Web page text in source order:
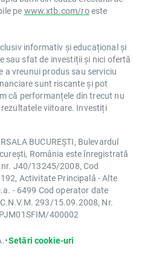
pe www.xtb.com/roeste
informativ și educațional și
sau sfat de investiții și nici ofertă
a vreunui produs sau serviciu
sunt riscante și pot
că performanțele din trecut nu
viitoare. Investiți
BUCUREȘTI, Bulevardul
România este înregistrată
J40/13245/2008, Cod
Activitate Principală - Alte
- 6499 Cod operator date
293/15.09.2008, Nr.
400002
•Setări cookie-uri